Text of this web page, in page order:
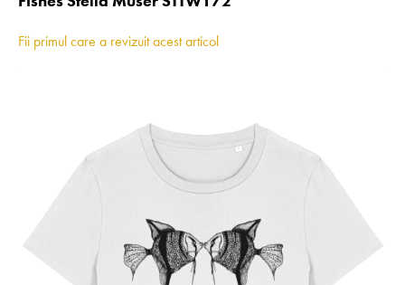
Fii primul care a revizuit acest articol